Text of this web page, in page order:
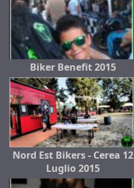
Biker Benefit 2015
Nord Est Bikers - Cerea 12
Luglio 2015